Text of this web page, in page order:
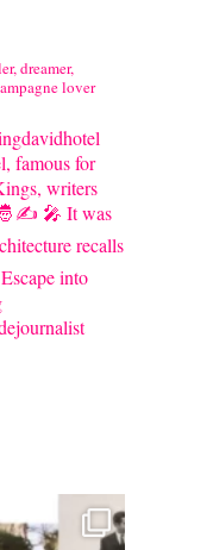
dreamer,
lover